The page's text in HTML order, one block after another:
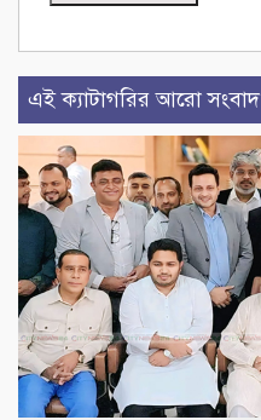
এই ক্যাটাগরির আরো সংবাদ